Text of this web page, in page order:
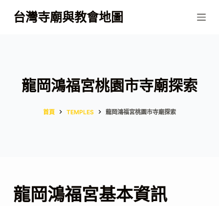
跳
至
台灣寺廟與教會地圖
龍岡鴻福宮桃園市寺廟探索
首頁 TEMPLES 龍岡鴻福宮桃園市寺廟探索
龍岡鴻福宮基本資訊